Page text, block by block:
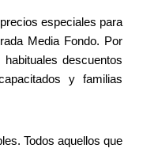
especiales para
Media Fondo. Por
descuentos
y familias
Todos aquellos que